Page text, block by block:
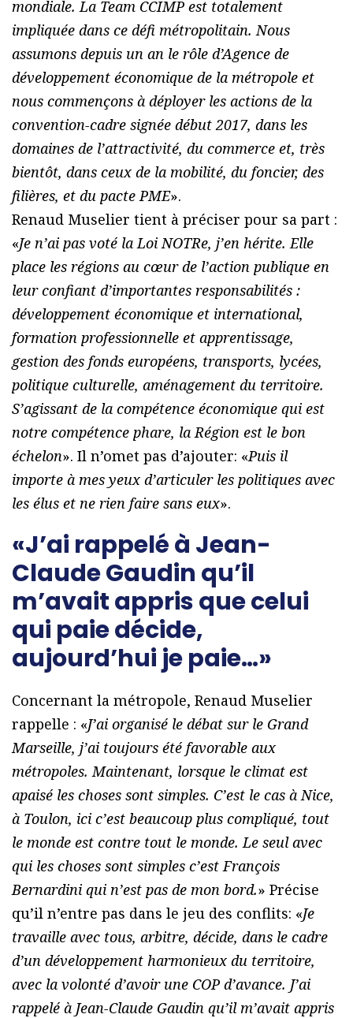
mondiale. La Team CCIMP est totalement
impliquée dans ce défi métropolitain. Nous
assumons depuis un an le rôle d’Agence de
développement économique de la métropole et
nous commençons à déployer les actions de la
convention-cadre signée début 2017, dans les
domaines de l’attractivité, du commerce et, très
bientôt, dans ceux de la mobilité, du foncier, des
filières, et du pacte PME».
Renaud Muselier tient à préciser pour sa part :
«Je n’ai pas voté la Loi NOTRe, j’en hérite. Elle
place les régions au cœur de l’action publique en
leur confiant d’importantes responsabilités :
développement économique et international,
formation professionnelle et apprentissage,
gestion des fonds européens, transports, lycées,
politique culturelle, aménagement du territoire.
S’agissant de la compétence économique qui est
notre compétence phare, la Région est le bon
échelon». Il n’omet pas d’ajouter: «Puis il
importe à mes yeux d’articuler les politiques avec
les élus et ne rien faire sans eux».
«J’ai rappelé à Jean-
Claude Gaudin qu’il
m’avait appris que celui
qui paie décide,
aujourd’hui je paie…»
Concernant la métropole, Renaud Muselier
rappelle : «J’ai organisé le débat sur le Grand
Marseille, j’ai toujours été favorable aux
métropoles. Maintenant, lorsque le climat est
apaisé les choses sont simples. C’est le cas à Nice,
à Toulon, ici c’est beaucoup plus compliqué, tout
le monde est contre tout le monde. Le seul avec
qui les choses sont simples c’est François
Bernardini qui n’est pas de mon bord.» Précise
qu’il n’entre pas dans le jeu des conflits: «Je
travaille avec tous, arbitre, décide, dans le cadre
d’un développement harmonieux du territoire,
avec la volonté d’avoir une COP d’avance. J’ai
rappelé à Jean-Claude Gaudin qu’il m’avait appris